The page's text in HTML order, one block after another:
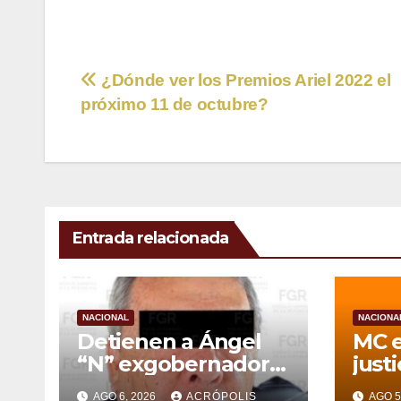
Navegación
de
entradas
¿Dónde ver los Premios Ariel 2022 el
próximo 11 de octubre?
Entrada relacionada
NACIONAL
Detienen a Ángel
“N” exgobernador
de Guerrero por
AGO 6, 2026 ACRÓPOLIS
MC
AGO